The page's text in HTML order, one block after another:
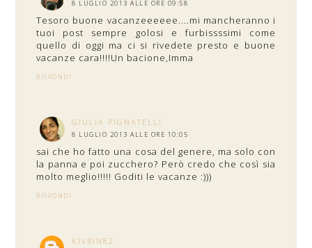
8 LUGLIO 2013 ALLE ORE 09:58
Tesoro buone vacanzeeeeee....mi mancheranno i
tuoi post sempre golosi e furbissssimi come
quello di oggi ma ci si rivedete presto e buone
vacanze cara!!!!Un bacione,Imma
RISPONDI
GIULIA PIGNATELLI
8 LUGLIO 2013 ALLE ORE 10:05
sai che ho fatto una cosa del genere, ma solo con
la panna e poi zucchero? Però credo che così sia
molto meglio!!!!! Goditi le vacanze :)))
RISPONDI
KIVRIN82